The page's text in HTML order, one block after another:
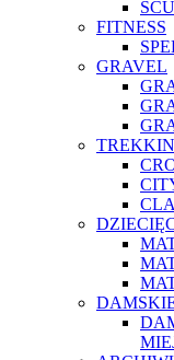
FITNESS
GRAVEL